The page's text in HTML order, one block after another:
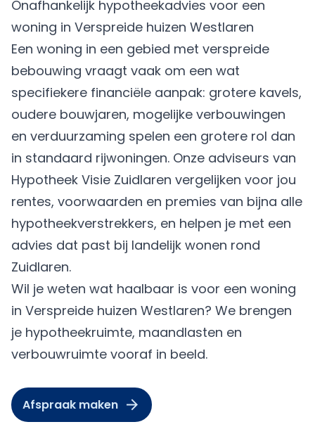
Onafhankelijk hypotheekadvies voor een
woning in Verspreide huizen Westlaren
Een woning in een gebied met verspreide
bebouwing vraagt vaak om een wat
specifiekere financiële aanpak: grotere kavels,
oudere bouwjaren, mogelijke verbouwingen
en verduurzaming spelen een grotere rol dan
in standaard rijwoningen. Onze adviseurs van
Hypotheek Visie Zuidlaren vergelijken voor jou
rentes, voorwaarden en premies van bijna alle
hypotheekverstrekkers, en helpen je met een
advies dat past bij landelijk wonen rond
Zuidlaren.
Wil je weten wat haalbaar is voor een woning
in Verspreide huizen Westlaren? We brengen
je hypotheekruimte, maandlasten en
verbouwruimte vooraf in beeld.
Afspraak maken